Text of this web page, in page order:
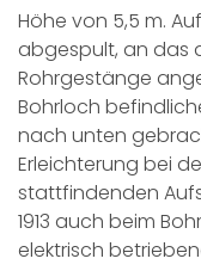
Höhe von 5,5 m.
abgespult, an das
Rohrgestänge
Bohrloch
nach unten
Erleichterung bei
stattfindenden
1913 auch beim
elektrisch